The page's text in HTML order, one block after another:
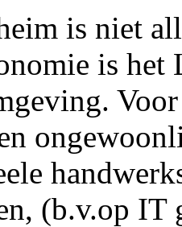
is niet
is het
(b.v.op IT